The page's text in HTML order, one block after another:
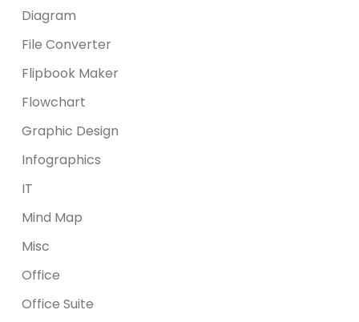
Diagram
File Converter
Flipbook Maker
Flowchart
Graphic Design
Infographics
IT
Mind Map
Misc
Office
Office Suite